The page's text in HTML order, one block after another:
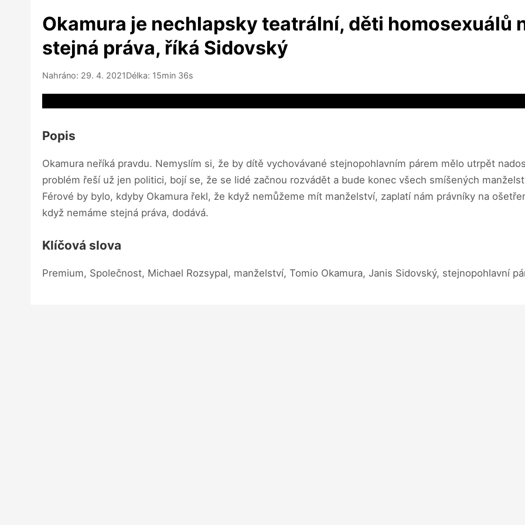
Okamura je nechlapsky teatrální, děti homosexuálů
stejná práva, říká Sidovský
Nahráno: 29. 4. 2021Délka: 15min 36s
Popis
Okamura neříká pravdu. Nemyslím si, že by dítě vychovávané stejnopohlavním párem mělo utrpět
problém řeší už jen politici, bojí se, že se lidé začnou rozvádět a bude konec všech smíšených
Férové by bylo, kdyby Okamura řekl, že když nemůžeme mít manželství, zaplatí nám právníky na
když nemáme stejná práva, dodává.
Klíčová slova
Premium, Společnost, Michael Rozsypal, manželství, Tomio Okamura, Janis Sidovský, stejnopohlavní